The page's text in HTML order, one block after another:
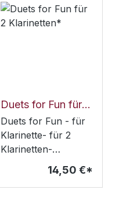
Duets for Fun für 2 Klarinetten*
Duets for Fun - für
Klarinette- für 2
Klarinetten-
Schwierigkeitsgrad
leicht- Deutte aus
Klassik &
14,50 €*